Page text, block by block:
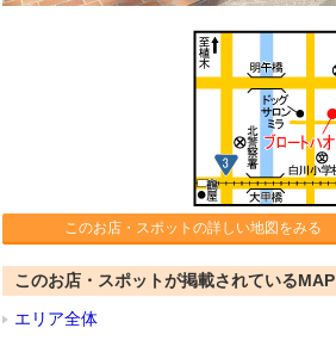
このお店・スポットの詳しい地図をみる
このお店・スポットが掲載されているMAP
エリア全体